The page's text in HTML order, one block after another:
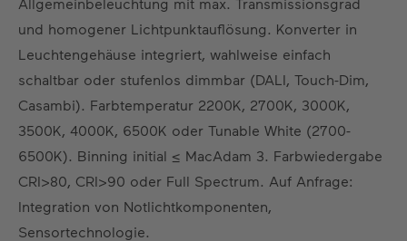
und homogener Lichtpunktauflösung. Konverter in
Leuchtengehäuse integriert, wahlweise einfach
schaltbar oder stufenlos dimmbar (DALI, Touch-Dim,
Casambi). Farbtemperatur 2200K, 2700K, 3000K,
3500K, 4000K, 6500K oder Tunable White (2700-
6500K). Binning initial ≤ MacAdam 3. Farbwiedergabe
CRI>80, CRI>90 oder Full Spectrum. Auf Anfrage:
Integration von Notlichtkomponenten,
Sensortechnologie.